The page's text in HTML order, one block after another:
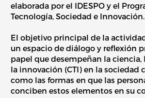
elaborada por el IDESPO y el
Tecnología, Sociedad e Innovación.
El objetivo principal de la
un espacio de diálogo y reflexión
papel que desempeñan la ciencia,
la innovación (CTI) en la sociedad
como las formas en que las
conciben estos elementos en su